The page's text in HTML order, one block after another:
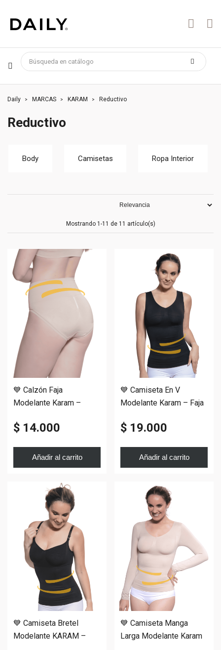
Daily MARCAS KARAM Reductivo
Reductivo
Body Camisetas Ropa Interior
Mostrando 1-11 de 11 artículo(s)
💙 Calzón Faja
Modelante Karam –
$ 14.000
Añadir al carrito
💙 Camiseta En V
Modelante Karam – Faja
$ 19.000
Añadir al carrito
💙 Camiseta Bretel
Modelante KARAM –
💙 Camiseta Manga
Larga Modelante Karam